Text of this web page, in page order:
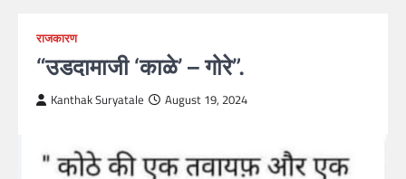
राजकारण
“उडदामाजी ‘काळे’ – गोरे”.
Kanthak Suryatale August 19, 2024